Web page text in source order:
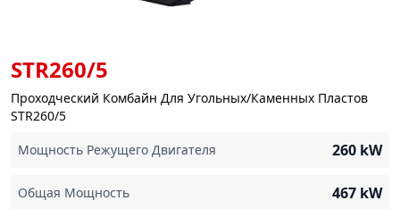
STR260/5
Проходческий Комбайн Для Угольных/Каменных Пластов
STR260/5
Мощность Режущего Двигателя
260 kW
Общая Мощность 467 kW